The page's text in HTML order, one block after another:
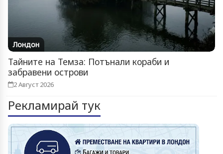
Лондон
Тайните на Темза: Потънали кораби и
забравени острови
2 Август 2026
Рекламирай тук